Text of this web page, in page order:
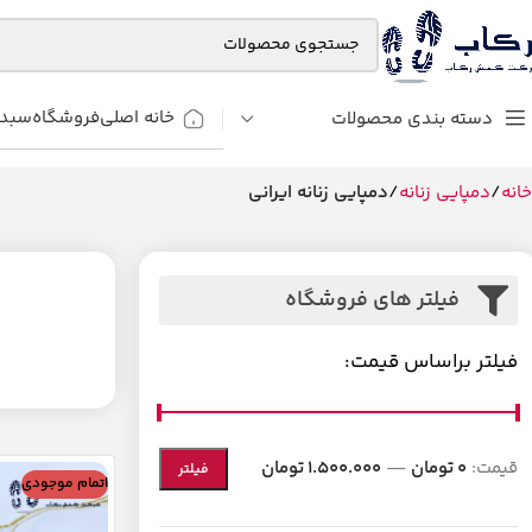
دسته بندی محصولات خانه اصلیفروشگاه
خانه دمپایی زنانه دمپایی زنانه ایرانی
فیلتر های فروشگاه
فیلتر براساس قیمت:
فیلتر قیمت: 0 تومان — 1.500.000 تومان
اتمام موجودی